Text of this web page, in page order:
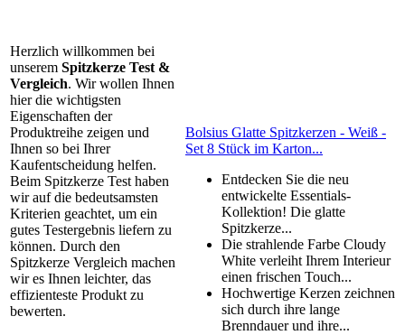
Herzlich willkommen bei
unserem Spitzkerze Test &
Vergleich. Wir wollen Ihnen
hier die wichtigsten
Eigenschaften der
Produktreihe zeigen und
Ihnen so bei Ihrer
Kaufentscheidung helfen.
Beim Spitzkerze Test haben
wir auf die bedeutsamsten
Kriterien geachtet, um ein
gutes Testergebnis liefern zu
können. Durch den
Spitzkerze Vergleich machen
wir es Ihnen leichter, das
effizienteste Produkt zu
bewerten.
Bolsius Glatte Spitzkerzen - Weiß -
Set 8 Stück im Karton...
Entdecken Sie die neu
entwickelte Essentials-
Kollektion! Die glatte
Spitzkerze...
Die strahlende Farbe Cloudy
White verleiht Ihrem Interieur
einen frischen Touch...
Hochwertige Kerzen zeichnen
sich durch ihre lange
Brenndauer und ihre...